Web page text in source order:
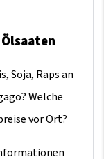
Soja, Raps an
Welche
vor Ort?